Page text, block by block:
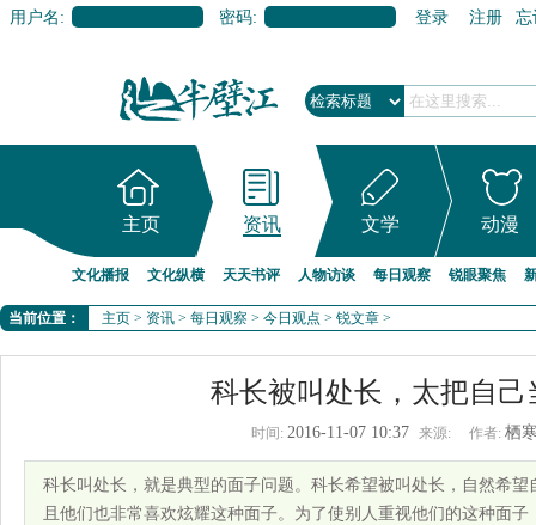
用户名: 密码: 登录 注册 忘
主页 资讯 文学 动漫
文化播报 文化纵横 天天书评 人物访谈 每日观察 锐眼聚焦
当前位置： 主页 > 资讯 > 每日观察 > 今日观点 > 锐文章 >
科长被叫处长，太把自己
时间: 2016-11-07 10:37 来源: 作者: 栖
科长叫处长，就是典型的面子问题。科长希望被叫处长，自然希
且他们也非常喜欢炫耀这种面子。为了使别人重视他们的这种面